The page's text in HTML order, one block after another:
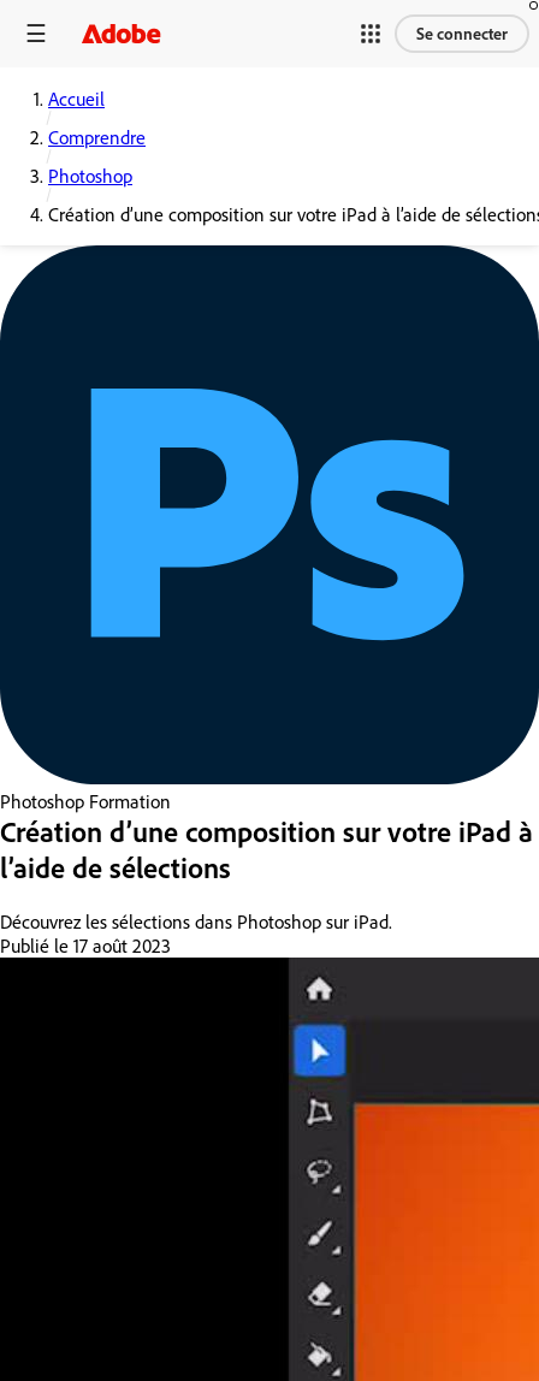
Se connecter
Accueil
Comprendre
Photoshop
Création d’une composition sur votre iPad à l’aide de
Photoshop Formation
Création d’une composition sur votre iPad à
l’aide de sélections
Découvrez les sélections dans Photoshop sur iPad.
Publié le 17 août 2023